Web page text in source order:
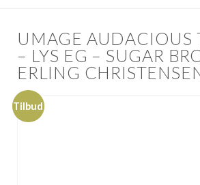
UMAGE
– LYS EG – SUGAR
ERLING
Tilbud